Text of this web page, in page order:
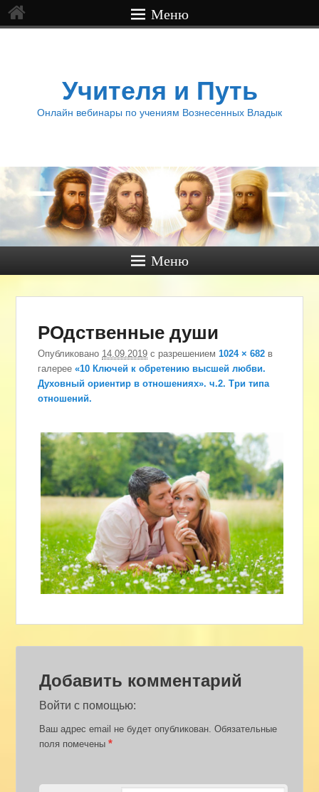
Меню
Учителя и Путь
Онлайн вебинары по учениям Вознесенных Владык
Меню
РОдственные души
Опубликовано 14.09.2019 с разрешением1024 × 682 в
галерее«10 Ключей к обретению высшей любви.
Духовный ориентир в отношениях». ч.2. Три типа
отношений.
Добавить комментарий
Войти с помощью:
Ваш адрес email не будет опубликован. Обязательные
поля помечены*